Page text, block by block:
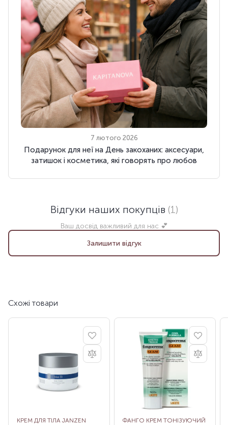
7 лютого 2026
Подарунок для неї на День закоханих: аксесуари,
затишок і косметика, які говорять про любов
Відгуки наших покупців (1)
Ваш досвід важливий для нас 💕
Залишити відгук
Схожі товари
КРЕМ ДЛЯ ТІЛА JANZEN
ФАНГО КРЕМ ТОНІЗУЮЧИЙ